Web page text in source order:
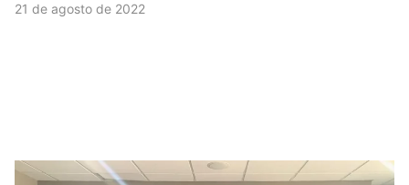
21 de agosto de 2022